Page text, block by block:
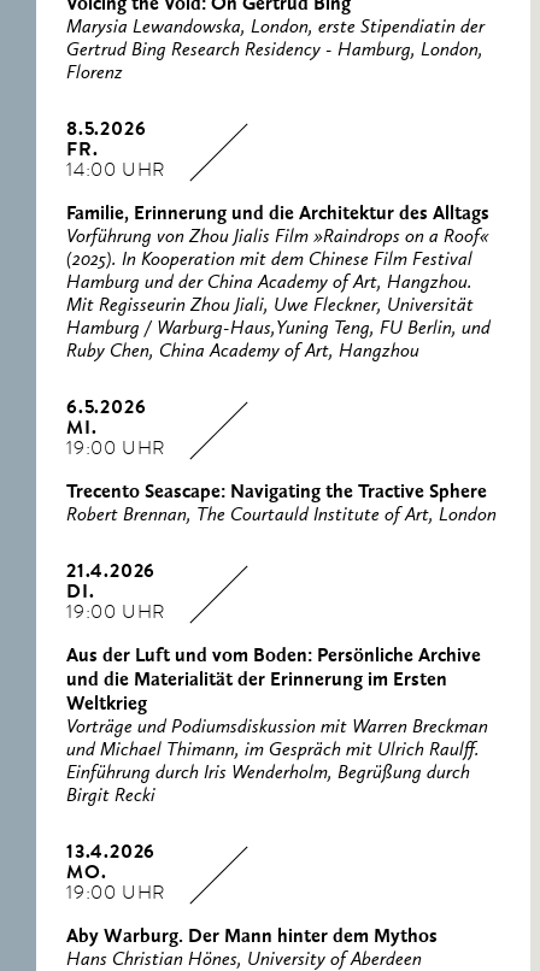
Voicing the Void: On Gertrud Bing
Marysia Lewandowska, London, erste Stipendiatin der
Gertrud Bing Research Residency - Hamburg, London,
Florenz
8.5.2026
FR.
14:00 UHR
Familie, Erinnerung und die Architektur des Alltags
Vorführung von Zhou Jialis Film »Raindrops on a Roof«
(2025). In Kooperation mit dem Chinese Film Festival
Hamburg und der China Academy of Art, Hangzhou.
Mit Regisseurin Zhou Jiali, Uwe Fleckner, Universität
Hamburg / Warburg-Haus,Yuning Teng, FU Berlin, und
Ruby Chen, China Academy of Art, Hangzhou
6.5.2026
MI.
19:00 UHR
Trecento Seascape: Navigating the Tractive Sphere
Robert Brennan, The Courtauld Institute of Art, London
21.4.2026
DI.
19:00 UHR
Aus der Luft und vom Boden: Persönliche Archive
und die Materialität der Erinnerung im Ersten
Weltkrieg
Vorträge und Podiumsdiskussion mit Warren Breckman
und Michael Thimann, im Gespräch mit Ulrich Raulff.
Einführung durch Iris Wenderholm, Begrüßung durch
Birgit Recki
13.4.2026
MO.
19:00 UHR
Aby Warburg. Der Mann hinter dem Mythos
Hans Christian Hönes, University of Aberdeen